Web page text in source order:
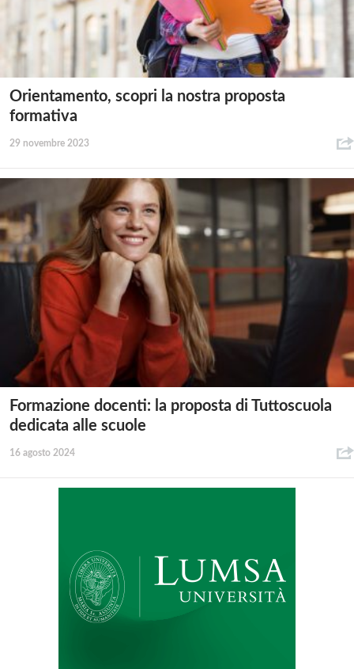
Orientamento, scopri la nostra proposta
formativa
29 novembre 2023
Formazione docenti: la proposta di Tuttoscuola
dedicata alle scuole
16 agosto 2024